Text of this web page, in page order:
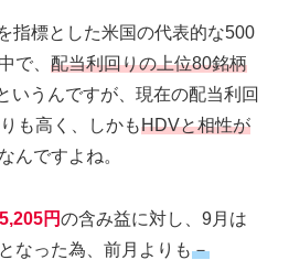
指標とした米国の代表的な500
で、 配当利回りの上位80銘柄
いうんですが、現在の配当利回
も高く、しかもHDVと相性が
んですよね。
円の含み益に対し、9月は
なった為、前月よりも－